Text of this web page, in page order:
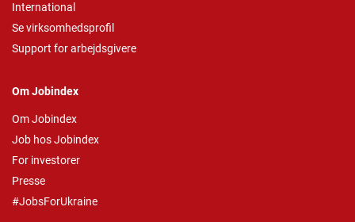
International
Se virksomhedsprofil
Support for arbejdsgivere
Om Jobindex
Om Jobindex
Job hos Jobindex
For investorer
Presse
#JobsForUkraine